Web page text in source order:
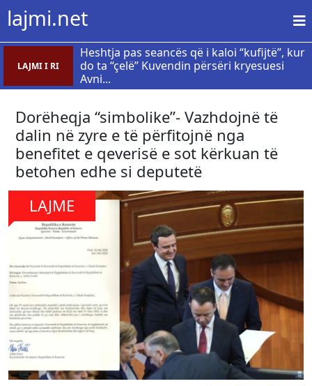
lajmi.net
LAJMI I RI
Heshtja pas seancës që i kaloi “kufijtë”, kur
do ta “çelë” Kuvendin përsëri kryesuesi
Avni...
Dorëheqja “simbolike”- Vazhdojnë të
dalin në zyre e të përfitojnë nga
benefitet e qeverisë e sot kërkuan të
betohen edhe si deputetë
LAJME